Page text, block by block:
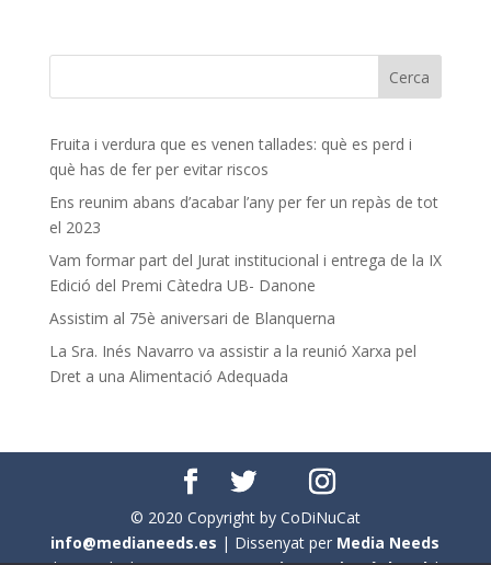
Fruita i verdura que es venen tallades: què es perd i
què has de fer per evitar riscos
Ens reunim abans d’acabar l’any per fer un repàs de tot
el 2023
Vam formar part del Jurat institucional i entrega de la IX
Edició del Premi Càtedra UB- Danone
Assistim al 75è aniversari de Blanquerna
La Sra. Inés Navarro va assistir a la reunió Xarxa pel
Dret a una Alimentació Adequada
© 2020 Copyright by CoDiNuCat
info@medianeeds.es | Dissenyat per Media Needs